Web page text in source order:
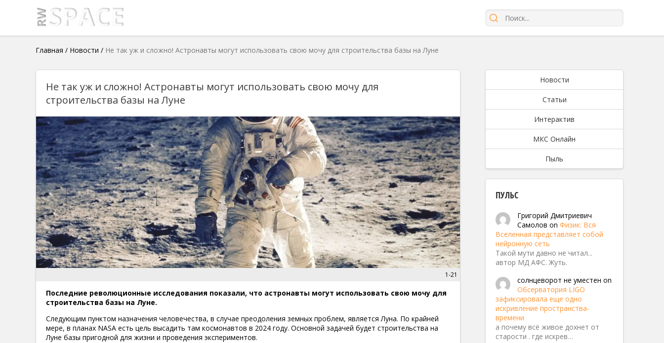
Главная / Новости / Не так уж и сложно! Астронавты могут использовать свою мочу для строительства базы на Луне
Не так уж и сложно! Астронавты могут использовать свою мочу для
строительства базы на Луне
1-21
Последние революционные исследования показали, что астронавты могут использовать свою мочу для
строительства базы на Луне.
Следующим пунктом назначения человечества, в случае преодоления земных проблем, является Луна. По крайней
мере, в планах NASA есть цель высадить там космонавтов в 2024 году. Основной задачей будет строительства на
Луне базы пригодной для жизни и проведения экспериментов.
Новости
Статьи
Интерактив
МКС Онлайн
Пыль
ПУЛЬС
Григорий Дмитриевич
Самолов on Физик: Вся
Вселенная представляет собой
нейронную сеть
Такой мути давно не читал...
автор МД АФС. Жуть.
солнцеворот не уместен on
Обсерватория LIGO
зафиксировала еще одно
искривление пространства-
времени
а почему всё живое дохнет от
старости . где искрев…